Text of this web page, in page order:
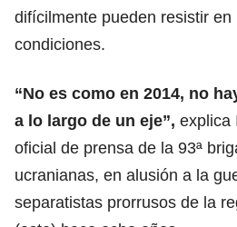
difícilmente pueden resistir en
condiciones.
“No es como en 2014, no
a lo largo de un eje”, explica
oficial de prensa de la 93ª
ucranianas, en alusión a la
separatistas prorrusos de la